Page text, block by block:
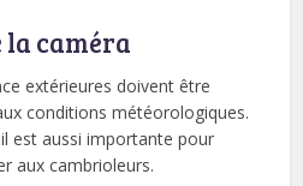
la caméra
extérieures doivent être
conditions météorologiques.
est aussi importante pour
aux cambrioleurs.